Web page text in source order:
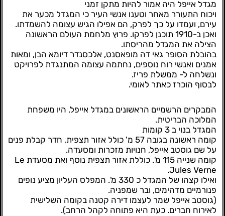
מגדל אייפל היה אמור להיות מתקן זמני
ויכוח התעורר מאחר וטענו אנשי העיר כי המגדל מכער את
עירם, ועמדו על כך לפרק, הם אפילו הגיש עצומה להשמדתו.
ואכן ב-1910 תוכנן לפרקו. פרוץ מלחמת העולם הראשונה
הצילה את המגדל מהריסתו.
בהובלת הסופר גאי דה מופאסנט, אלכסנדר דיומא הבן, ומאות
אמנים ואנשי רוח נוספים, נחתמה עצומה המתנגדת לפרויקט
ונשלחה ל- ממשלת פריז.
לבסוף הוכרז כאתר לאומי.
המבקרים הרשמיים הראשונים במגדל אייפל, היו משפחת
המלוכה הבריטית.
המגדל בנוי ב 3 קומות
קומה ראשונה בגובה 57 מ' כולל אזור תצפית, חדר קבלת פנים
על שם גוסטב אייפל, חנויות מזכרות ומסעדה.
קומה שנייה 115 מ'. כוללת אזור תצפית נוסף ואת מסעדת Le
Jules Verne.
ואילו קצהו של המגדל כ 330 מ'. המפלס העליון מציע נופים
פנורמיים מדהימים, ובר שמפניה.
(גוסטב אייפל שמר לעצמו דירה קטנה בקומה השלישית
לאירוח חברים. כעת היא פתוחה לקהל הרחב).